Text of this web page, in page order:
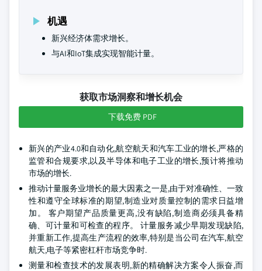
机遇
新兴经济体需求增长。
与AI和IoT集成实现智能计量。
获取市场洞察和增长机会
下载免费 PDF
新兴的产业4.0和自动化,航空航天和汽车工业的增长,严格的
监管和合规要求,以及半导体和电子工业的增长,预计将推动
市场的增长.
推动计量服务业增长的最大因素之一是,由于对准确性、一致
性和遵守全球标准的期望,制造业对质量控制的需求日益增
加。 客户期望产品质量更高,没有缺陷,制造商必须具备精
确、可计量和可检查的程序。 计量服务减少早期发现缺陷,
并重新工作,提高生产流程的效率,特别是当公司在汽车,航空
航天,电子等紧密杠杆市场竞争时.
测量和检查技术的发展表明,新的精确解决方案令人振奋,而